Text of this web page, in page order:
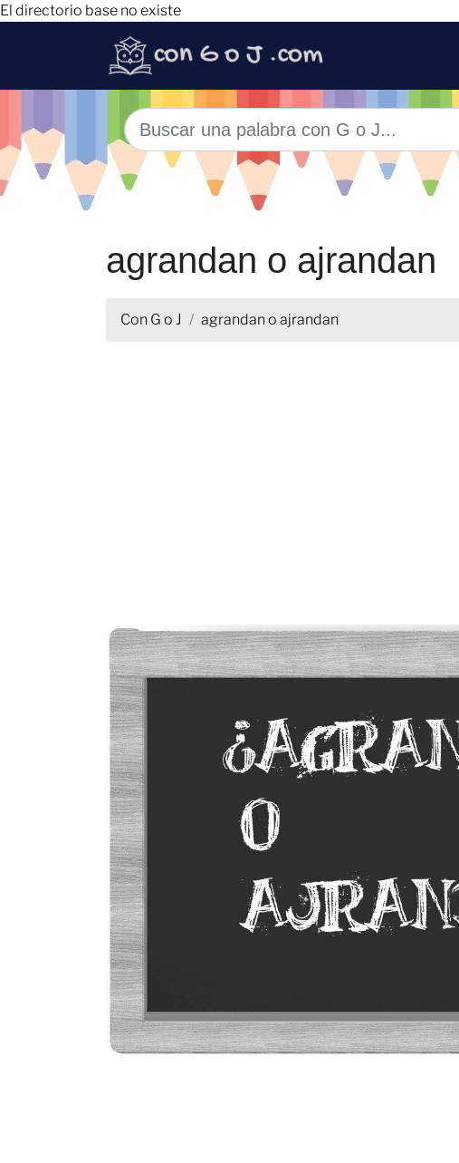
El directorio base no existe
agrandan o ajrandan
Con G o J agrandan o ajrandan